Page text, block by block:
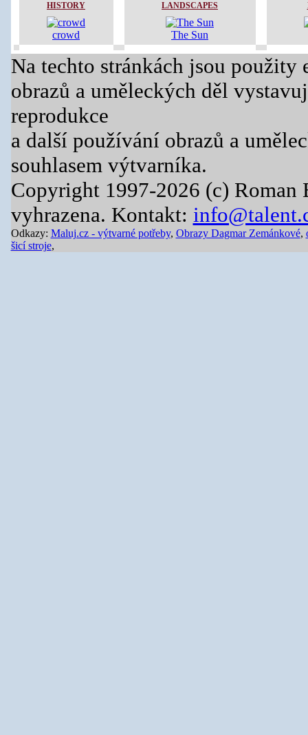
HISTORY
crowd
LANDSCAPES
The Sun
Na techto stránkách jsou
obrazů a uměleckých děl
reprodukce
a další používání obrazů a
souhlasem výtvarníka.
Copyright 1997-2026 (c) Roman
vyhrazena. Kontakt:
Odkazy: Maluj.cz - výtvarné potřeby, Obrazy Dagmar Zemánkové,
šicí stroje,